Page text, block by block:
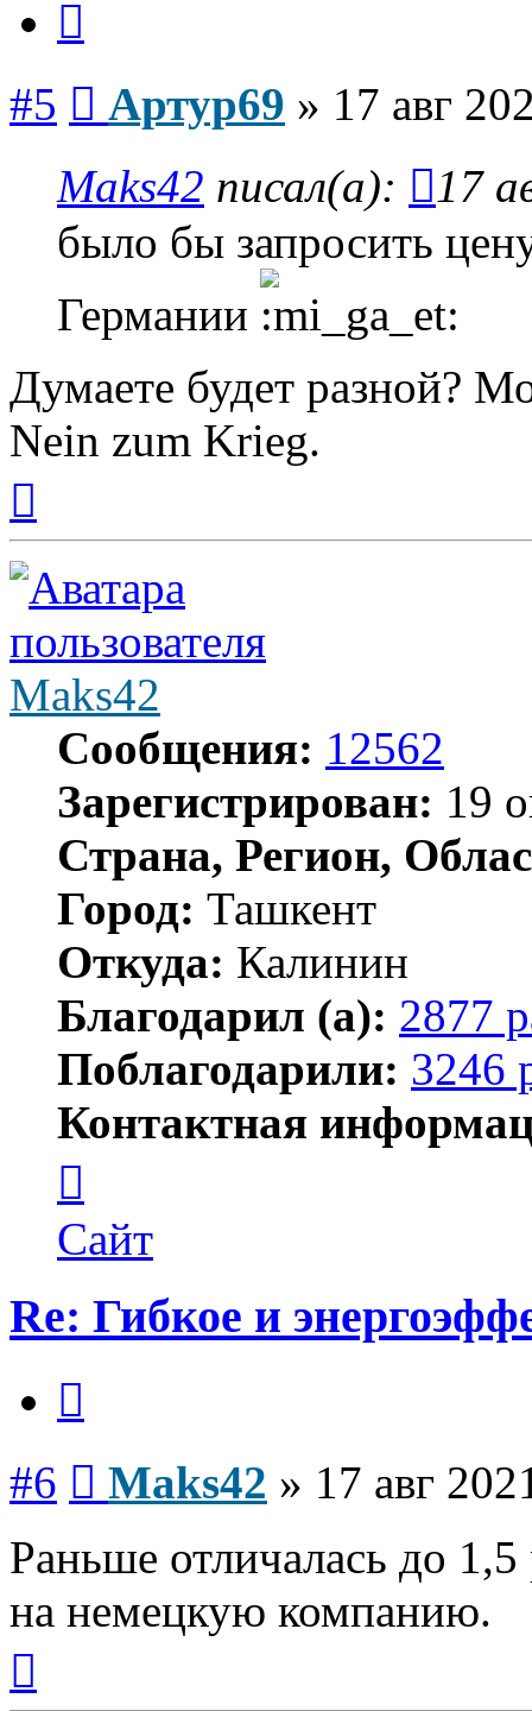
#5 Артур69 » 17 авг
Maks42 писал(а):
17
было бы запросить
Германии
Думаете будет разной?
Nein zum Krieg.
началу
Maks42
Сообщения: 12562
Зарегистрирован: 19
Страна, Регион,
Город: Ташкент
Откуда: Калинин
Благодарил (а): 2877
Поблагодарили: 3246
Контактная
пользователя
Maks42
Сайт
Re: Гибкое и
#6 Maks42 » 17 авг
Раньше отличалась до
на немецкую компанию.
началу